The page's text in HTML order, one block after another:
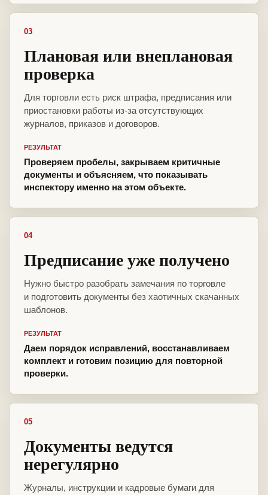
03
Плановая или внеплановая
проверка
Для торговли есть риск штрафа, предписания или
приостановки работы из-за отсутствующих
журналов, приказов и договоров.
РЕЗУЛЬТАТ
Проверяем пробелы, закрываем критичные
документы и объясняем, что показывать
инспектору именно на этом объекте.
04
Предписание уже получено
Нужно быстро разобрать замечания по торговле
и подготовить документы без хаотичных скачанных
шаблонов.
РЕЗУЛЬТАТ
Даем порядок исправлений, восстанавливаем
комплект и готовим позицию для повторной
проверки.
05
Документы ведутся
нерегулярно
Журналы, инструкции и кадровые бумаги для